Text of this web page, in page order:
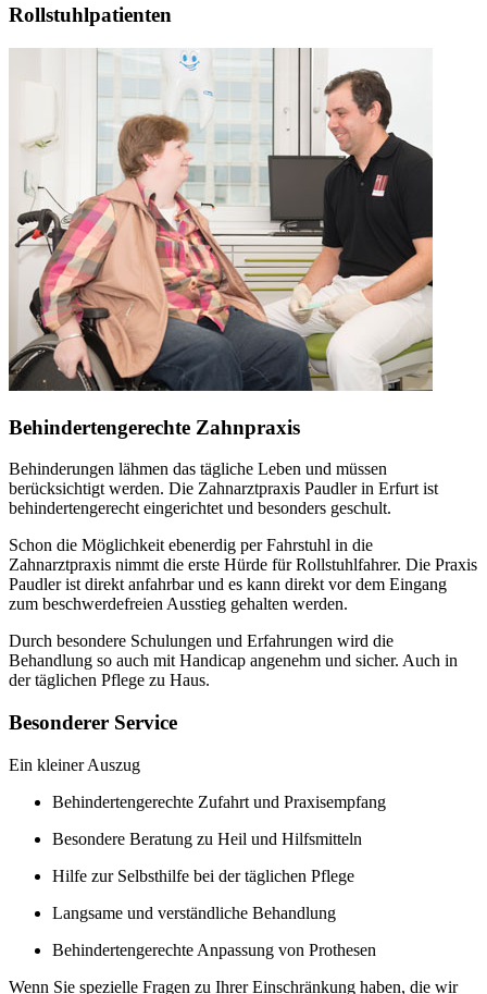
Rollstuhlpatienten
Behindertengerechte Zahnpraxis
Behinderungen lähmen das tägliche Leben und müssen
berücksichtigt werden. Die Zahnarztpraxis Paudler in Erfurt ist
behindertengerecht eingerichtet und besonders geschult.
Schon die Möglichkeit ebenerdig per Fahrstuhl in die
Zahnarztpraxis nimmt die erste Hürde für Rollstuhlfahrer. Die Praxis
Paudler ist direkt anfahrbar und es kann direkt vor dem Eingang
zum beschwerdefreien Ausstieg gehalten werden.
Durch besondere Schulungen und Erfahrungen wird die
Behandlung so auch mit Handicap angenehm und sicher. Auch in
der täglichen Pflege zu Haus.
Besonderer Service
Ein kleiner Auszug
Behindertengerechte Zufahrt und Praxisempfang
Besondere Beratung zu Heil und Hilfsmitteln
Hilfe zur Selbsthilfe bei der täglichen Pflege
Langsame und verständliche Behandlung
Behindertengerechte Anpassung von Prothesen
Wenn Sie spezielle Fragen zu Ihrer Einschränkung haben, die wir